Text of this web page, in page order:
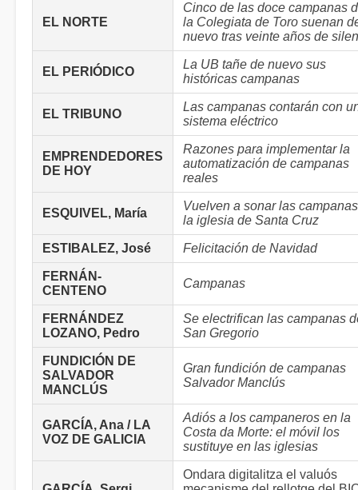
EL NORTE
Cinco de las doce campanas
la Colegiata de Toro suenan
nuevo tras veinte años de
EL PERIÓDICO
La UB tañe de nuevo sus
históricas campanas
EL TRIBUNO
Las campanas contarán con
sistema eléctrico
EMPRENDEDORES
DE HOY
Razones para implementar la
automatización de campanas
reales
ESQUIVEL, María
Vuelven a sonar las
la iglesia de Santa Cruz
ESTIBALEZ, José Felicitación de Navidad
FERNÁN-
CENTENO
Campanas
FERNÁNDEZ
LOZANO, Pedro
Se electrifican las campanas
San Gregorio
FUNDICIÓN DE
SALVADOR
MANCLÚS
Gran fundición de campanas
Salvador Manclús
GARCÍA, Ana / LA
VOZ DE GALICIA
Adiós a los campaneros en la
Costa da Morte: el móvil los
sustituye en las iglesias
Ondara digitalitza el valuós